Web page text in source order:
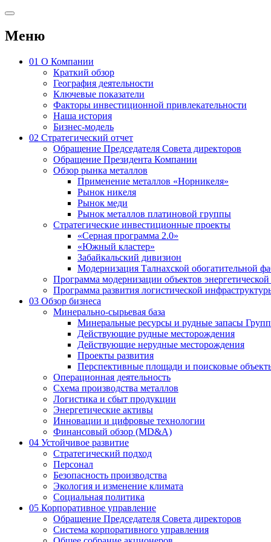
Меню
01 О Компании
Краткий обзор
География деятельности
Ключевые показатели
Факторы инвестиционной привлекательности
Наша история
Бизнес-модель
02 Стратегический отчет
Обращение Председателя Совета директоров
Обращение Президента Компании
Обзор рынка металлов
Применение металлов «Норникеля»
Рынок никеля
Рынок меди
Рынок металлов платиновой группы
Стратегические инвестиционные проекты
«Серная программа 2.0»
«Южный кластер»
Забайкальский дивизион
Модернизация Талнахской обогатительной
Программа модернизации объектов
Программа развития логистической
03 Обзор бизнеса
Минерально-сырьевая база
Минеральные ресурсы и рудные запасы
Действующие рудные месторождения
Действующие нерудные месторождения
Проекты развития
Перспективные площади и поисковые
Операционная деятельность
Схема производства металлов
Логистика и сбыт продукции
Энергетические активы
Инновации и цифровые технологии
Финансовый обзор (MD&A)
04 Устойчивое развитие
Стратегический подход
Персонал
Безопасность производства
Экология и изменение климата
Социальная политика
05 Корпоративное управление
Обращение Председателя Совета директоров
Система корпоративного управления